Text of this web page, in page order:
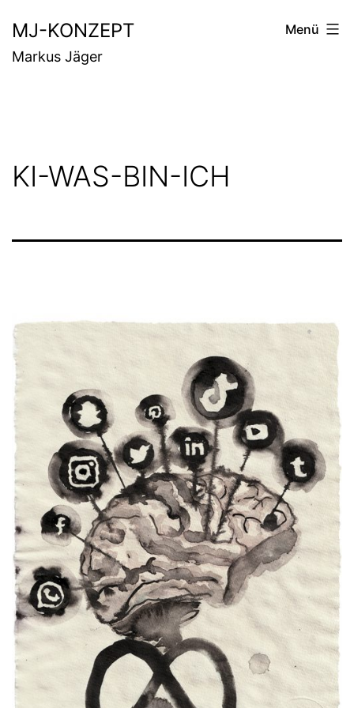
Inhalt
springen
MJ-KONZEPT
Markus Jäger
Menü
KI-WAS-BIN-ICH